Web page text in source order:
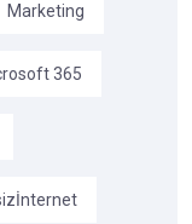
Marketing
365